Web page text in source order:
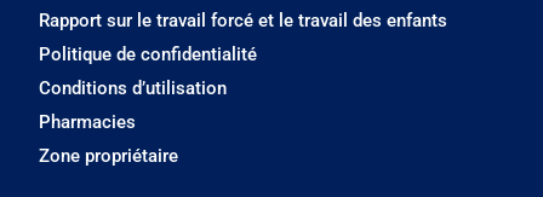
Rapport sur le travail forcé et le travail des enfants
Politique de confidentialité
Conditions d’utilisation
Pharmacies
Zone propriétaire